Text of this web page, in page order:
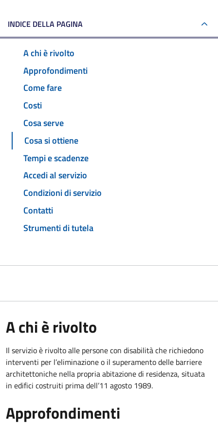
INDICE DELLA PAGINA
A chi è rivolto
Approfondimenti
Come fare
Costi
Cosa serve
Cosa si ottiene
Tempi e scadenze
Accedi al servizio
Condizioni di servizio
Contatti
Strumenti di tutela
A chi è rivolto
Il servizio è rivolto alle persone con disabilità che richiedono
interventi per l’eliminazione o il superamento delle barriere
architettoniche nella propria abitazione di residenza, situata
in edifici costruiti prima dell’11 agosto 1989.
Approfondimenti